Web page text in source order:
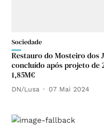
Sociedade
Restauro do Mosteiro dos
concluído após projeto de
1,85M€
DN/Lusa 07 Mai 2024